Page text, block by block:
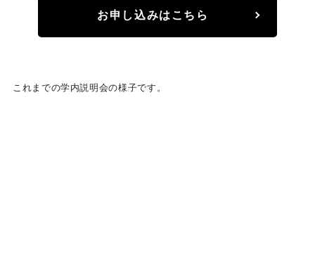
お申し込みはこちら
これまでの学内説明会の様子です。